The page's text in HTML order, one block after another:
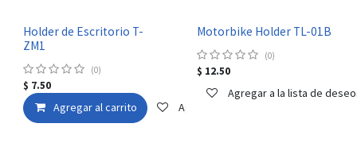
Holder de Escritorio T-
ZM1
(0)
$ 7.50
Agregar al carrito Agregar a la lista de deseos
Motorbike Holder TL-01B
(0)
$ 12.50
Agregar a la lista de